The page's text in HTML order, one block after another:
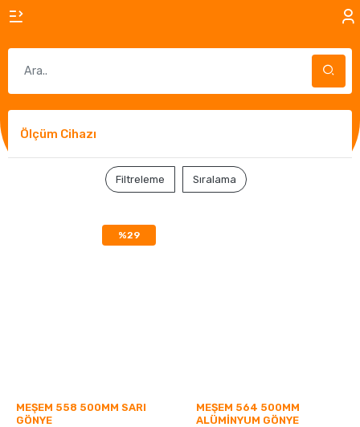
Ölçüm Cihazı
Filtreleme Sıralama
%29
MEŞEM 558 500MM SARI
GÖNYE
MEŞEM 564 500MM
ALÜMİNYUM GÖNYE